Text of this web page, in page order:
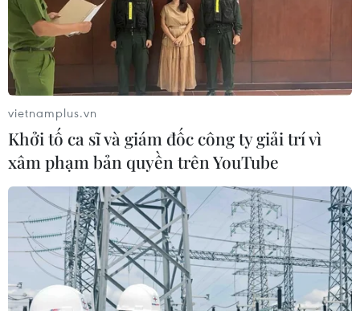
vietnamplus.vn
Khởi tố ca sĩ và giám đốc công ty giải trí vì
xâm phạm bản quyền trên YouTube